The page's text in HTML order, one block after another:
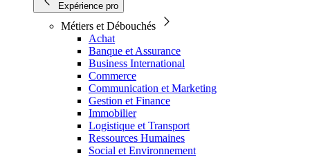
Expérience pro
Métiers et Débouchés
Achat
Banque et Assurance
Business International
Commerce
Communication et Marketing
Gestion et Finance
Immobilier
Logistique et Transport
Ressources Humaines
Social et Environnement